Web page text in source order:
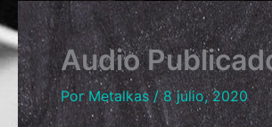
Audio
PorMetalkas/8 julio, 2020